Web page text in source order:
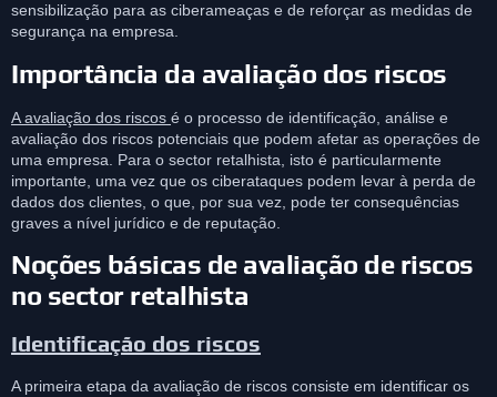
sensibilização para as ciberameaças e de reforçar as medidas de
segurança na empresa.
Importância da avaliação dos riscos
A avaliação dos riscos é o processo de identificação, análise e
avaliação dos riscos potenciais que podem afetar as operações de
uma empresa. Para o sector retalhista, isto é particularmente
importante, uma vez que os ciberataques podem levar à perda de
dados dos clientes, o que, por sua vez, pode ter consequências
graves a nível jurídico e de reputação.
Noções básicas de avaliação de riscos
no sector retalhista
Identificação dos riscos
A primeira etapa da avaliação de riscos consiste em identificar os